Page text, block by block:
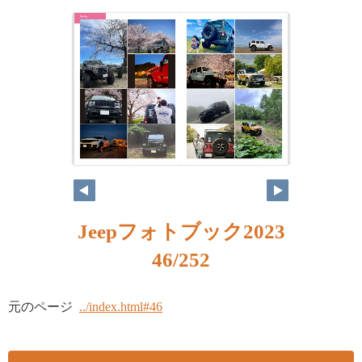
Jeepフォトブック2023
46/252
元のページ ../index.html#46